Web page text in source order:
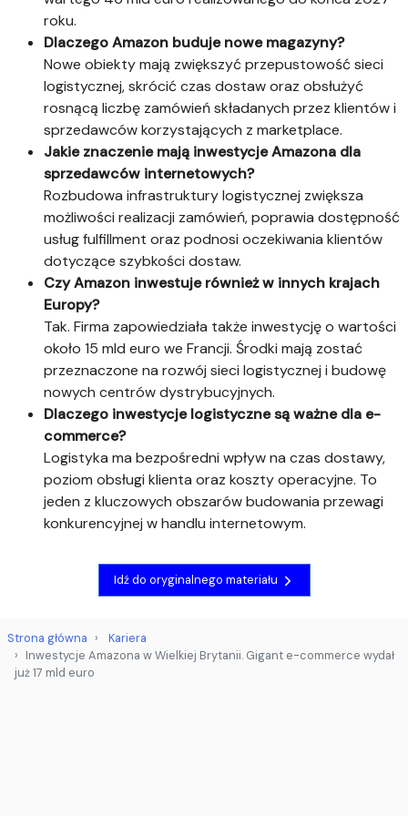
roku.
Dlaczego Amazon buduje nowe magazyny?
Nowe obiekty mają zwiększyć przepustowość sieci
logistycznej, skrócić czas dostaw oraz obsłużyć
rosnącą liczbę zamówień składanych przez klientów i
sprzedawców korzystających z marketplace.
Jakie znaczenie mają inwestycje Amazona dla
sprzedawców internetowych?
Rozbudowa infrastruktury logistycznej zwiększa
możliwości realizacji zamówień, poprawia dostępność
usług fulfillment oraz podnosi oczekiwania klientów
dotyczące szybkości dostaw.
Czy Amazon inwestuje również w innych krajach
Europy?
Tak. Firma zapowiedziała także inwestycję o wartości
około 15 mld euro we Francji. Środki mają zostać
przeznaczone na rozwój sieci logistycznej i budowę
nowych centrów dystrybucyjnych.
Dlaczego inwestycje logistyczne są ważne dla e-
commerce?
Logistyka ma bezpośredni wpływ na czas dostawy,
poziom obsługi klienta oraz koszty operacyjne. To
jeden z kluczowych obszarów budowania przewagi
konkurencyjnej w handlu internetowym.
Idź do oryginalnego materiału
Strona główna
Kariera
Inwestycje Amazona w Wielkiej Brytanii. Gigant e-commerce wydał
już 17 mld euro